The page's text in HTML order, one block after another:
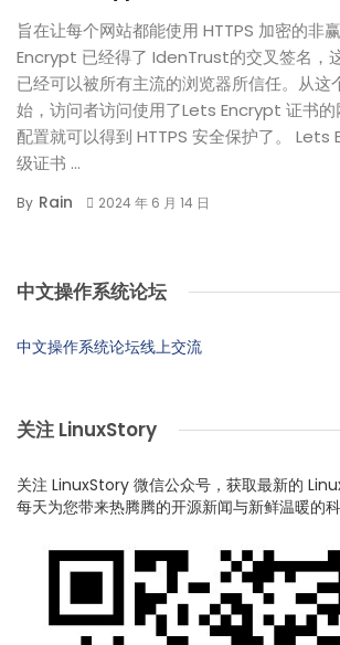
旨在让每个网站都能使用 HTTPS 加密的非
Encrypt 已经得了 IdenTrust的交叉签名，
已经可以被所有主流的浏览器所信任。从这
始，访问者访问使用了Lets Encrypt 证书的
配置就可以得到 HTTPS 安全保护了。 Lets
级证书 ...
By Rain 2024 年 6 月 14 日
中文操作系统论坛
中文操作系统论坛线上交流
关注 LinuxStory
关注 LinuxStory 微信公众号，获取最新的
每天为您带来热腾腾的开源新闻与新鲜温暖的科